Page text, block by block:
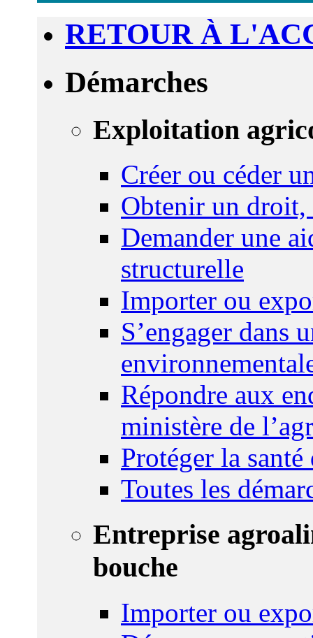
RETOUR À
Démarches
Exploitation
Créer ou céder
Obtenir un droit,
Demander une
structurelle
Importer ou
S’engager dans
Répondre aux
ministère de
Protéger la
Toutes les
Entreprise
bouche
Importer ou